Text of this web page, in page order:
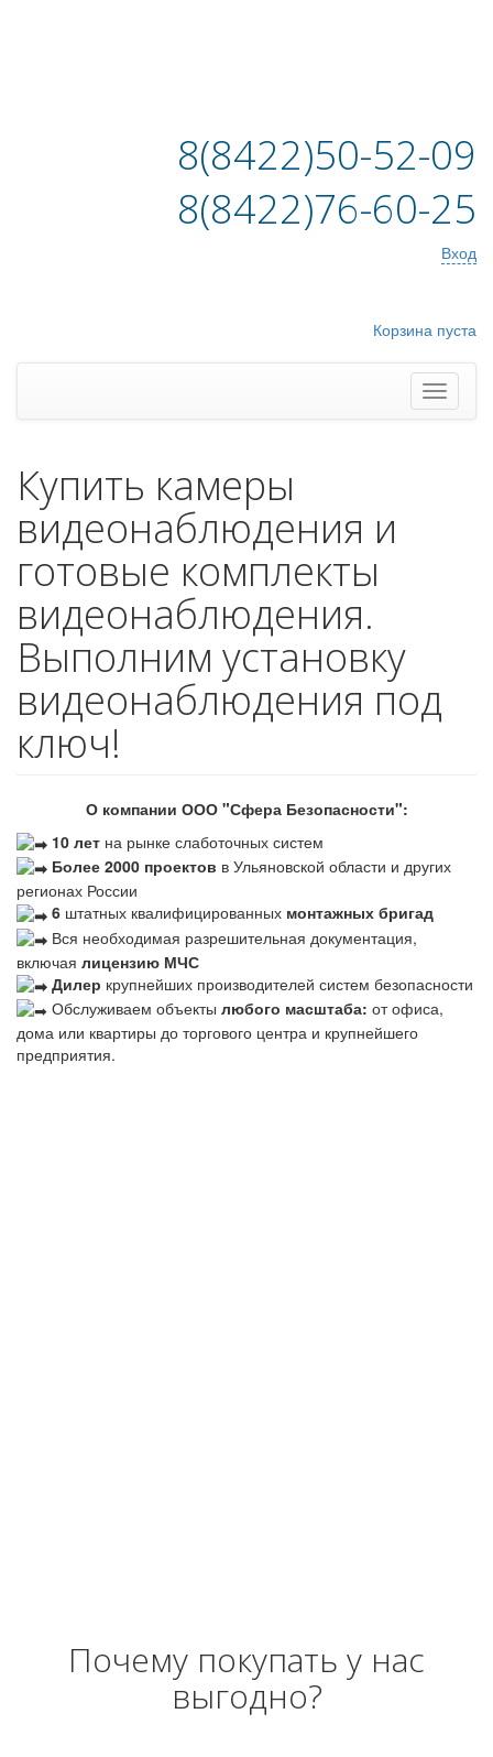
8(8422)50-52-09
8(8422)76-60-25
Вход
Корзина пуста
Купить камеры
видеонаблюдения и
готовые комплекты
видеонаблюдения.
Выполним установку
видеонаблюдения под
ключ!
О компании ООО "Сфера Безопасности":
10 лет на рынке слаботочных систем
Более 2000 проектов в Ульяновской области и других
регионах России
6 штатных квалифицированных монтажных бригад
Вся необходимая разрешительная документация,
включая лицензию МЧС
Дилер крупнейших производителей систем безопасности
Обслуживаем объекты любого масштаба: от офиса,
дома или квартиры до торгового центра и крупнейшего
предприятия.
Почему покупать у нас
выгодно?